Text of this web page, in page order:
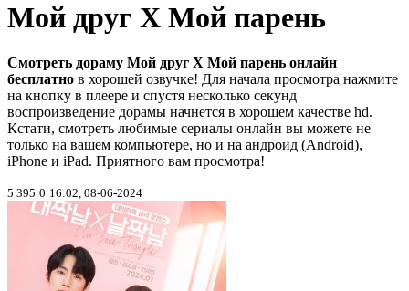
Мой друг Х Мой парень
Смотреть дораму Мой друг Х Мой парень онлайн
бесплатно в хорошей озвучке! Для начала просмотра нажмите
на кнопку в плеере и спустя несколько секунд
воспроизведение дорамы начнется в хорошем качестве hd.
Кстати, смотреть любимые сериалы онлайн вы можете не
только на вашем компьютере, но и на андроид (Android),
iPhone и iPad. Приятного вам просмотра!
5 395 0 16:02, 08-06-2024